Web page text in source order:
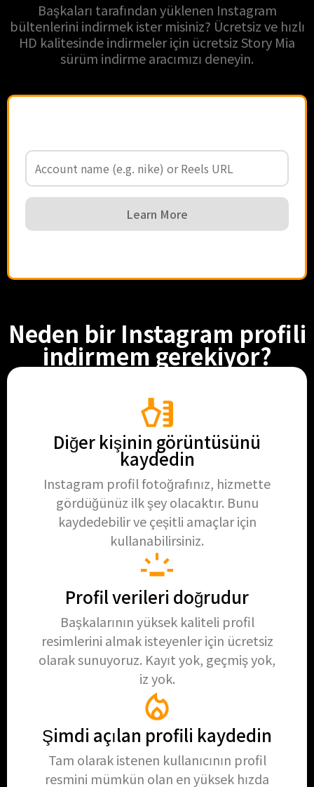
Başkaları tarafından yüklenen Instagram
bültenlerini indirmek ister misiniz? Ücretsiz ve hızlı
HD kalitesinde indirmeler için ücretsiz Story Mia
sürüm indirme aracımızı deneyin.
Learn More
Neden bir Instagram profili
indirmem gerekiyor?
Diğer kişinin görüntüsünü
kaydedin
Instagram profil fotoğrafınız, hizmette
gördüğünüz ilk şey olacaktır. Bunu
kaydedebilir ve çeşitli amaçlar için
kullanabilirsiniz.
Profil verileri doğrudur
Başkalarının yüksek kaliteli profil
resimlerini almak isteyenler için ücretsiz
olarak sunuyoruz. Kayıt yok, geçmiş yok,
iz yok.
Şimdi açılan profili kaydedin
Tam olarak istenen kullanıcının profil
resmini mümkün olan en yüksek hızda